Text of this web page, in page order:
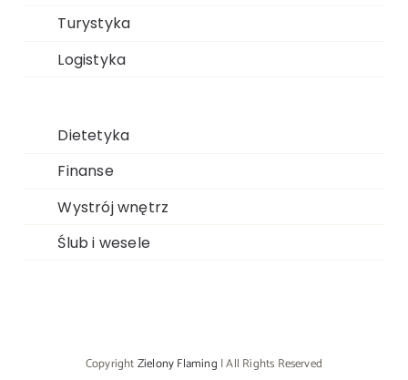
Turystyka
Logistyka
Dietetyka
Finanse
Wystrój wnętrz
Ślub i wesele
CopyrightZielony Flaming | All Rights Reserved